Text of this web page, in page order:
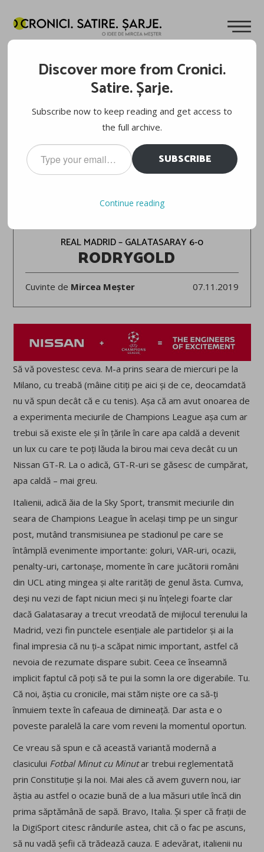
FOTBAL: UEFA CHAMPIONS LEAGUE, FAZA
REAL MADRID – GALATASARAY 6-0
RODRYGOLD
Cuvinte de Mircea Meșter 07.11.2019
Să vă povestesc ceva. M-a prins seara de miercuri pe la
Milano, cu treabă (mâine citiți pe aici și de ce, deocamdată
nu vă spun decât că e cu tenis). Așa că am avut onoarea de
a experimenta meciurile de Champions League așa cum ar
trebui să existe ele și în țările în care apa caldă a devenit
un lux cu care te poți lăuda la birou mai ceva decât cu un
Nissan GT-R. La o adică, GT-R-uri se găsesc de cumpărat,
apa caldă – mai greu.
Italienii, adică ăia de la Sky Sport, transmit meciurile din
seara de Champions League în același timp pe un singur
post, mutând transmisiunea pe stadionul pe care se
întâmplă evenimente importante: goluri, VAR-uri, ocazii,
penalty-uri, cartonașe, momente în care jucătorii români
din UCL ating mingea și alte rarități de genul ăsta. Cumva,
deși nu vezi de fapt niciun meci și nu înțelegi foarte clar
dacă Galatasaray a trecut vreodată de mijlocul terenului la
Madrid, vezi fin punctele esențiale ale partidelor și ai la
final impresia că nu ți-a scăpat nimic important, astfel că
nevoia de rezumate dispare subit. Ceea ce înseamnă
implicit faptul că poți să te pui la somn la ore digerabile. Tu.
Că noi, ăștia cu cronicile, mai stăm niște ore ca să-ți
înmuiem texte în cafeaua de dimineață. Dar asta e o
poveste paralelă la care vom reveni la momentul oportun.
Ce vreau să spun e că această variantă modernă a
clasicului Fotbal Minut cu Minutar trebui reglementată
prin Constituție și la noi. Mai ales că avem guvern nou, iar
ăștia au astfel o ocazie bună de a lua măsuri utile încă din
prima săptămână de sapă. Bravo, Italia. Și sper că frații de
la DigiSport citesc rândurile astea, chit că o fac pe ascuns,
să nu vadă șefii că trădează cauza. E adevărat, italienii nu
Discover more from Cronici.
Satire. Șarje.
Subscribe now to keep reading and get access to
the full archive.
Type
your
email…
SUBSCRIBE
Continue reading